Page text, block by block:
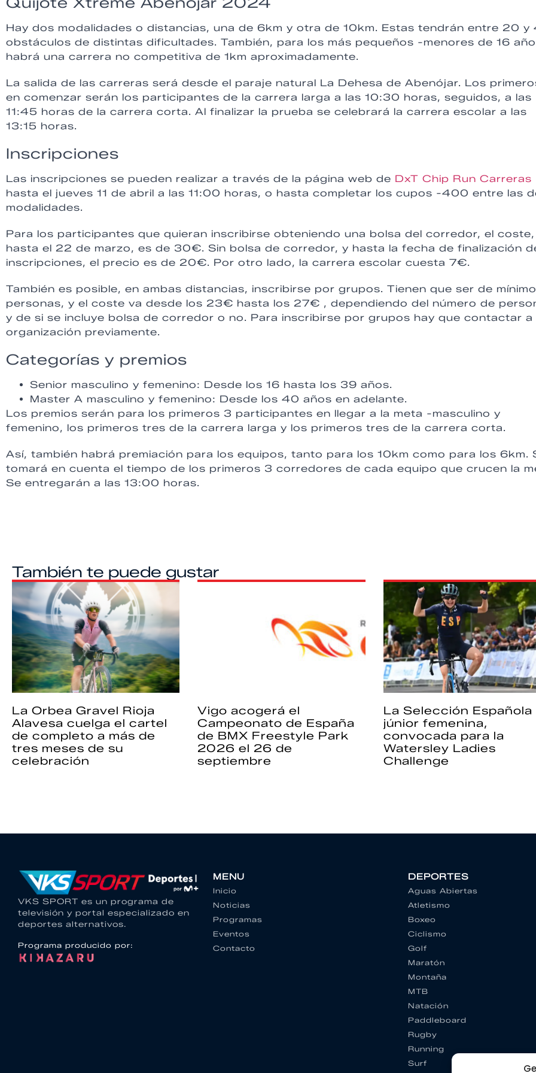
Hay dos modalidades o distancias, una de 6km y otra de 10km. Estas tendrán entre 20 y
obstáculos de distintas dificultades. También, para los más pequeños -menores de 16
habrá una carrera no competitiva de 1km aproximadamente.
La salida de las carreras será desde el paraje natural La Dehesa de Abenójar. Los
en comenzar serán los participantes de la carrera larga a las 10:30 horas, seguidos, a las
11:45 horas de la carrera corta. Al finalizar la prueba se celebrará la carrera escolar a las
13:15 horas.
Inscripciones
Las inscripciones se pueden realizar a través de la página web de DxT Chip Run Carreras
hasta el jueves 11 de abril a las 11:00 horas, o hasta completar los cupos -400 entre las
modalidades.
Para los participantes que quieran inscribirse obteniendo una bolsa del corredor, el coste,
hasta el 22 de marzo, es de 30€. Sin bolsa de corredor, y hasta la fecha de finalización
inscripciones, el precio es de 20€. Por otro lado, la carrera escolar cuesta 7€.
También es posible, en ambas distancias, inscribirse por grupos. Tienen que ser de
personas, y el coste va desde los 23€ hasta los 27€ , dependiendo del número de
y de si se incluye bolsa de corredor o no. Para inscribirse por grupos hay que contactar a
organización previamente.
Categorías y premios
Senior masculino y femenino: Desde los 16 hasta los 39 años.
Master A masculino y femenino: Desde los 40 años en adelante.
Los premios serán para los primeros 3 participantes en llegar a la meta -masculino y
femenino, los primeros tres de la carrera larga y los primeros tres de la carrera corta.
Así, también habrá premiación para los equipos, tanto para los 10km como para los 6km.
tomará en cuenta el tiempo de los primeros 3 corredores de cada equipo que crucen la
Se entregarán a las 13:00 horas.
También te puede gustar
La Orbea Gravel Rioja
Alavesa cuelga el cartel
de completo a más de
tres meses de su
celebración
Vigo acogerá el
Campeonato de España
de BMX Freestyle Park
2026 el 26 de
septiembre
La Selección Española
júnior femenina,
convocada para la
Watersley Ladies
Challenge
VKS SPORT es un programa de
televisión y portal especializado en
deportes alternativos.
Programa producido por:
MENU
Inicio
Noticias
Programas
Eventos
Contacto
DEPORTES
Aguas Abiertas
Atletismo
Boxeo
Ciclismo
Golf
Maratón
Montaña
MTB
Natación
Paddleboard
Rugby
Running
Surf